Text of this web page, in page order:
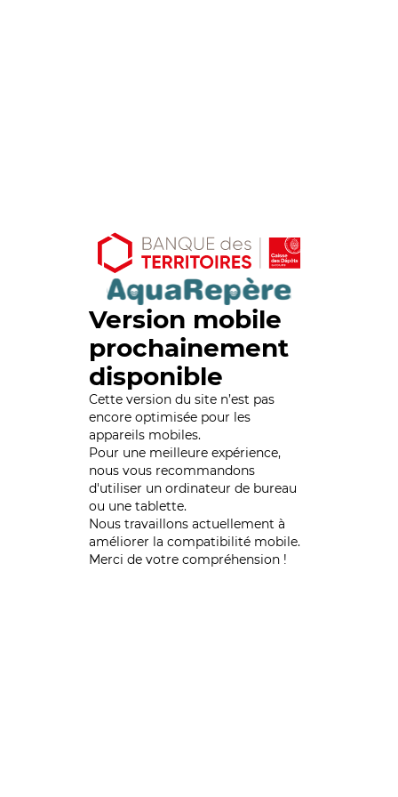
Version mobile
prochainement
disponible
Cette version du site n’est pas
encore optimisée pour les
appareils mobiles.
Pour une meilleure expérience,
nous vous recommandons
d'utiliser un ordinateur de bureau
ou une tablette.
Nous travaillons actuellement à
améliorer la compatibilité mobile.
Merci de votre compréhension !